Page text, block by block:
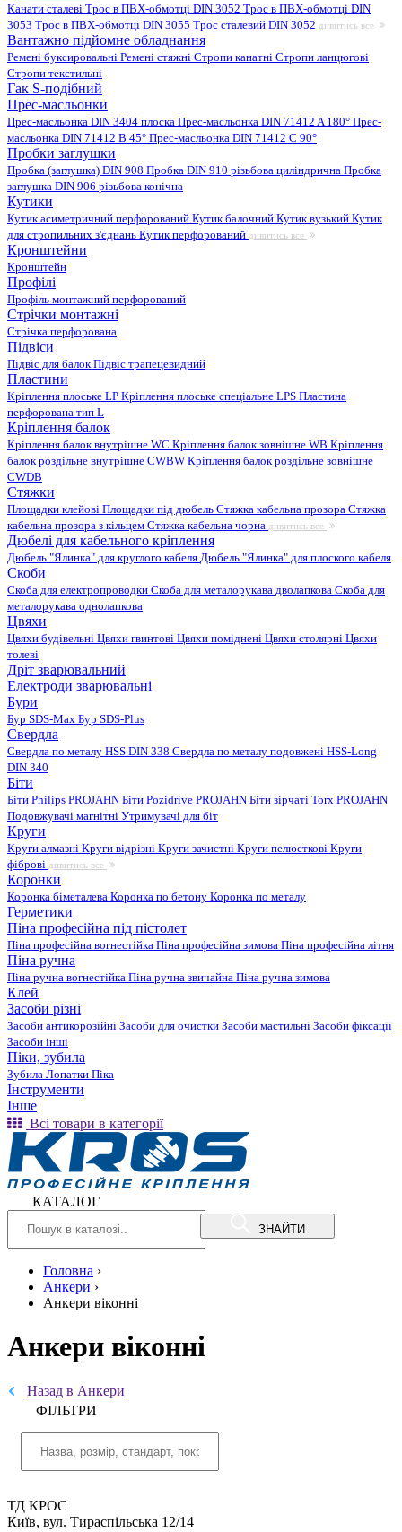
Канати сталеві Трос в ПВХ-обмотці DIN 3052 Трос в ПВХ-обмотці DIN
3053 Трос в ПВХ-обмотці DIN 3055 Трос сталевий DIN 3052 дивитись все
Вантажно підйомне обладнання
Ремені буксировальні Ремені стяжні Стропи канатні Стропи ланцюгові
Стропи текстильні
Гак S-подібний
Прес-масльонки
Прес-масльонка DIN 3404 плоска Прес-масльонка DIN 71412 A 180° Прес-
масльонка DIN 71412 B 45° Прес-масльонка DIN 71412 C 90°
Пробки заглушки
Пробка (заглушка) DIN 908 Пробка DIN 910 різьбова циліндрична Пробка
заглушка DIN 906 різьбова конічна
Кутики
Кутик асиметричний перфорований Кутик балочний Кутик вузький Кутик
для стропильних з'єднань Кутик перфорований дивитись все
Кронштейни
Кронштейн
Профілі
Профіль монтажний перфорований
Стрічки монтажні
Стрічка перфорована
Підвіси
Підвіс для балокПідвіс трапецевидний
Пластини
Кріплення плоське LP Кріплення плоське спеціальне LPS Пластина
перфорована тип L
Кріплення балок
Кріплення балок внутрішне WC Кріплення балок зовнішне WB Кріплення
балок роздільне внутрішне CWBW Кріплення балок роздільне зовнішне
CWDB
Стяжки
Площадки клейові Площадки під дюбель Стяжка кабельна прозора Стяжка
кабельна прозора з кільцем Стяжка кабельна чорна дивитись все
Дюбелі для кабельного кріплення
Дюбель "Ялинка" для круглого кабеля Дюбель "Ялинка" для плоского кабеля
Скоби
Скоба для електропроводки Скоба для металорукава дволапкова Скоба для
металорукава однолапкова
Цвяхи
Цвяхи будівельні Цвяхи гвинтові Цвяхи поміднені Цвяхи столярні Цвяхи
толеві
Дріт зварювальний
Електроди зварювальні
Бури
Бур SDS-Max Бур SDS-Plus
Свердла
Свердла по металу HSS DIN 338 Свердла по металу подовжені HSS-Long
DIN 340
Біти
Біти Philips PROJAHN Біти Pozidrive PROJAHN Біти зірчаті Torx PROJAHN
Подовжувачі магнітні Утримувачі для біт
Круги
Круги алмазні Круги відрізні Круги зачистні Круги пелюсткові Круги
фіброві дивитись все
Коронки
Коронка біметалева Коронка по бетону Коронка по металу
Герметики
Піна професійна під пістолет
Піна професійна вогнестійка Піна професійна зимова Піна професійна літня
Піна ручна
Піна ручна вогнестійка Піна ручна звичайна Піна ручна зимова
Клей
Засоби різні
Засоби антикорозійні Засоби для очистки Засоби мастильні Засоби фіксації
Засоби інші
Піки, зубила
Зубила Лопатки Піка
Інструменти
Інше
Всі товари в категорії
КАТАЛОГ
ЗНАЙТИ
Головна ›
Анкери ›
Анкери віконні
Анкери віконні
Назад в Анкери
ФIЛЬТРИ
ТД КРОС
Київ, вул. Тираспільська 12/14